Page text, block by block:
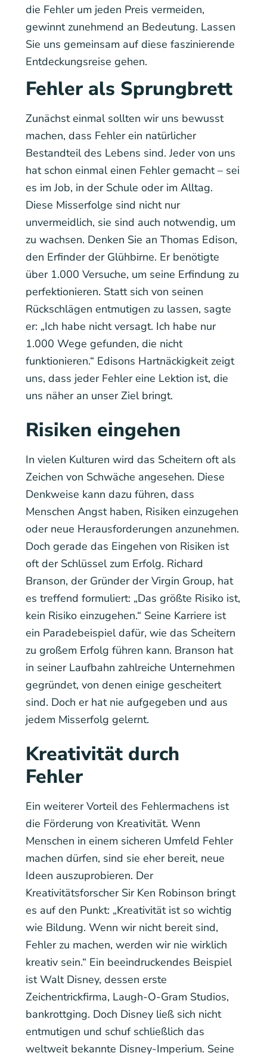
die Fehler um jeden Preis vermeiden,
gewinnt zunehmend an Bedeutung. Lassen
Sie uns gemeinsam auf diese faszinierende
Entdeckungsreise gehen.
Fehler als Sprungbrett
Zunächst einmal sollten wir uns bewusst
machen, dass Fehler ein natürlicher
Bestandteil des Lebens sind. Jeder von uns
hat schon einmal einen Fehler gemacht – sei
es im Job, in der Schule oder im Alltag.
Diese Misserfolge sind nicht nur
unvermeidlich, sie sind auch notwendig, um
zu wachsen. Denken Sie an Thomas Edison,
den Erfinder der Glühbirne. Er benötigte
über 1.000 Versuche, um seine Erfindung zu
perfektionieren. Statt sich von seinen
Rückschlägen entmutigen zu lassen, sagte
er: „Ich habe nicht versagt. Ich habe nur
1.000 Wege gefunden, die nicht
funktionieren.“ Edisons Hartnäckigkeit zeigt
uns, dass jeder Fehler eine Lektion ist, die
uns näher an unser Ziel bringt.
Risiken eingehen
In vielen Kulturen wird das Scheitern oft als
Zeichen von Schwäche angesehen. Diese
Denkweise kann dazu führen, dass
Menschen Angst haben, Risiken einzugehen
oder neue Herausforderungen anzunehmen.
Doch gerade das Eingehen von Risiken ist
oft der Schlüssel zum Erfolg. Richard
Branson, der Gründer der Virgin Group, hat
es treffend formuliert: „Das größte Risiko ist,
kein Risiko einzugehen.“ Seine Karriere ist
ein Paradebeispiel dafür, wie das Scheitern
zu großem Erfolg führen kann. Branson hat
in seiner Laufbahn zahlreiche Unternehmen
gegründet, von denen einige gescheitert
sind. Doch er hat nie aufgegeben und aus
jedem Misserfolg gelernt.
Kreativität durch
Fehler
Ein weiterer Vorteil des Fehlermachens ist
die Förderung von Kreativität. Wenn
Menschen in einem sicheren Umfeld Fehler
machen dürfen, sind sie eher bereit, neue
Ideen auszuprobieren. Der
Kreativitätsforscher Sir Ken Robinson bringt
es auf den Punkt: „Kreativität ist so wichtig
wie Bildung. Wenn wir nicht bereit sind,
Fehler zu machen, werden wir nie wirklich
kreativ sein.“ Ein beeindruckendes Beispiel
ist Walt Disney, dessen erste
Zeichentrickfirma, Laugh-O-Gram Studios,
bankrottging. Doch Disney ließ sich nicht
entmutigen und schuf schließlich das
weltweit bekannte Disney-Imperium. Seine